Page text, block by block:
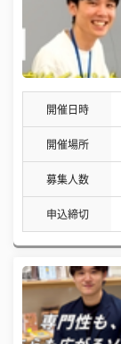
開催日時
開催場所
募集人数
申込締切